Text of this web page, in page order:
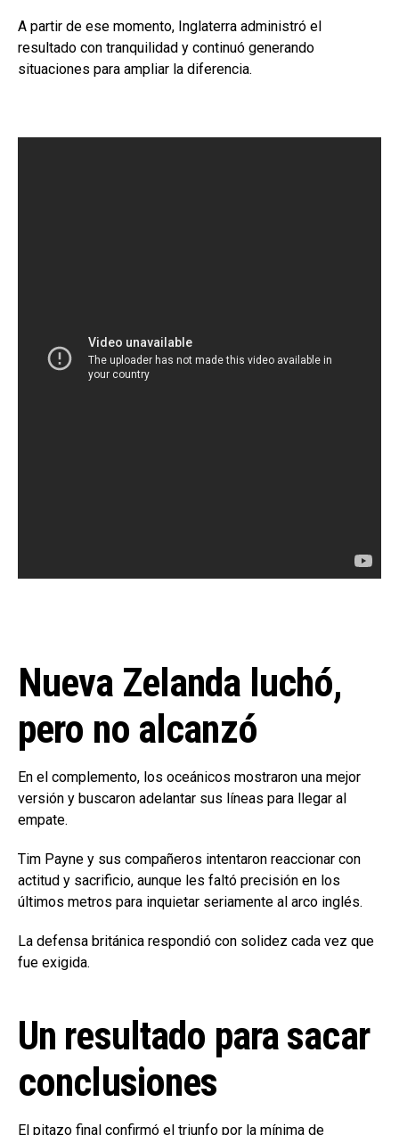
A partir de ese momento, Inglaterra administró el
resultado con tranquilidad y continuó generando
situaciones para ampliar la diferencia.
Nueva Zelanda luchó,
pero no alcanzó
En el complemento, los oceánicos mostraron una mejor
versión y buscaron adelantar sus líneas para llegar al
empate.
Tim Payne y sus compañeros intentaron reaccionar con
actitud y sacrificio, aunque les faltó precisión en los
últimos metros para inquietar seriamente al arco inglés.
La defensa británica respondió con solidez cada vez que
fue exigida.
Un resultado para sacar
conclusiones
El pitazo final confirmó el triunfo por la mínima de